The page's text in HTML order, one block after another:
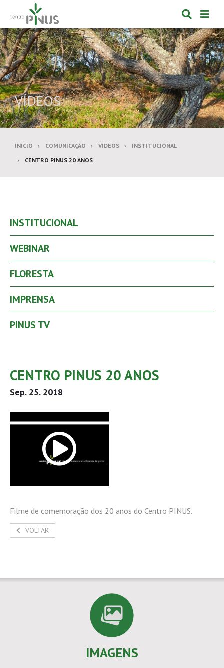
Alternar
de
de
VÍDEOS
INÍCIO COMUNICAÇÃO VÍDEOS
INSTITUCIONAL
CENTRO PINUS 20 ANOS
INSTITUCIONAL
WEBINAR
FLORESTA
IMPRENSA
PINUS TV
CENTRO PINUS 20 ANOS
Sep. 25. 2018
Filme de comemoração dos 20 anos do Centro PINUS.
VOLTAR
IMAGENS